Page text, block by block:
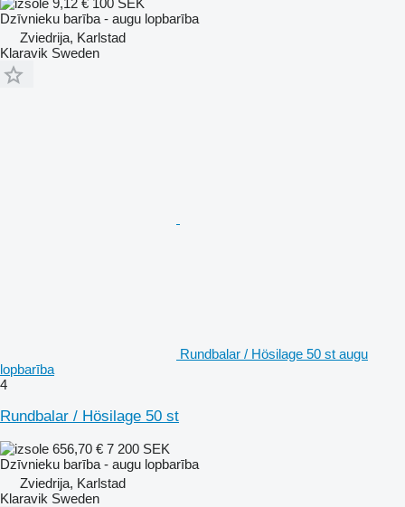
Dzīvnieku barība - augu lopbarība
Zviedrija, Karlstad
Klaravik Sweden
Rundbalar / Hösilage 50 st augu
lopbarība
4
Rundbalar / Hösilage 50 st
656,70 € 7 200 SEK
Dzīvnieku barība - augu lopbarība
Zviedrija, Karlstad
Klaravik Sweden